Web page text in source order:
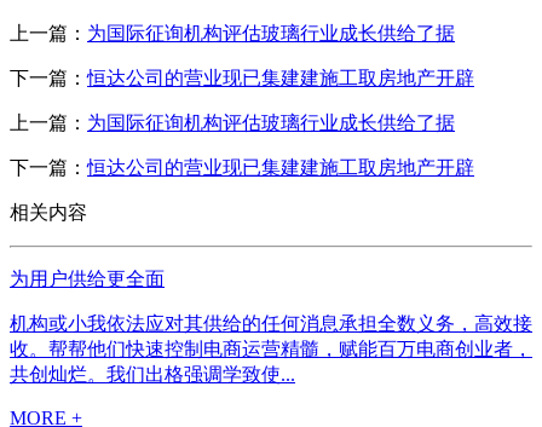
上一篇： 为国际征询机构评估玻璃行业成长供给了据
下一篇：恒达公司的营业现已集建建施工取房地产开辟
上一篇： 为国际征询机构评估玻璃行业成长供给了据
下一篇：恒达公司的营业现已集建建施工取房地产开辟
相关内容
为用户供给更全面
机构或小我依法应对其供给的任何消息承担全数义务，高效接
收。帮帮他们快速控制电商运营精髓，赋能百万电商创业者，
共创灿烂。我们出格强调学致使...
MORE +